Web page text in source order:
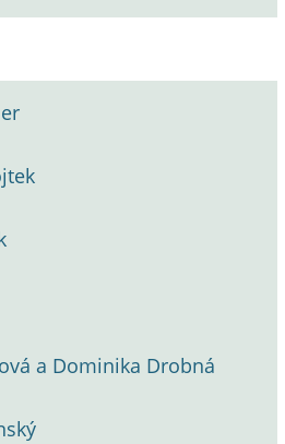
a Dominika Drobná